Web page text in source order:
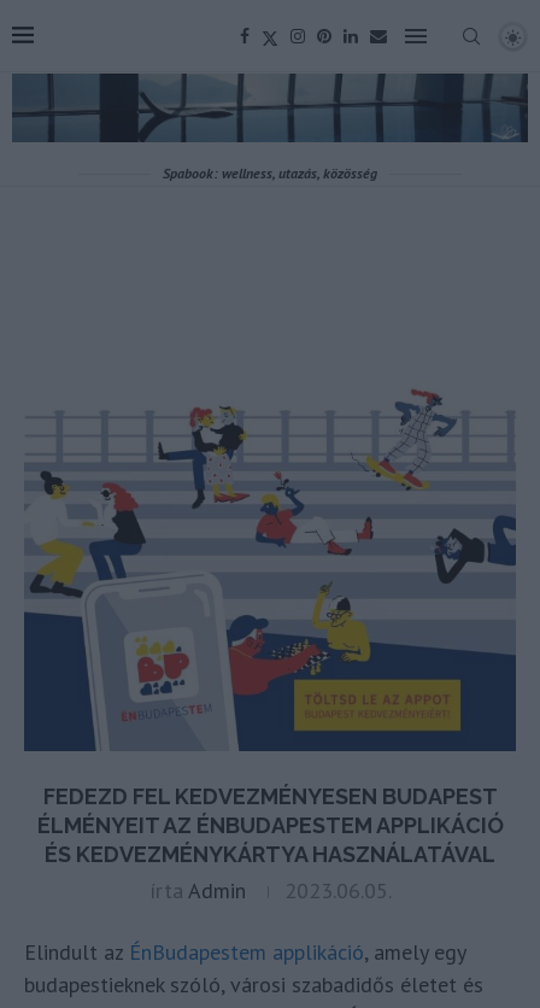
Spabook: wellness, utazás, közösség
FEDEZD FEL KEDVEZMÉNYESEN BUDAPEST
ÉLMÉNYEIT AZ ÉNBUDAPESTEM APPLIKÁCIÓ
ÉS KEDVEZMÉNYKÁRTYA HASZNÁLATÁVAL
írta Admin 2023.06.05.
Elindult az ÉnBudapestem applikáció, amely egy
budapestieknek szóló, városi szabadidős életet és